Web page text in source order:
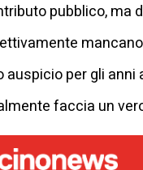
pubblico, ma
auspicio per gli anni
faccia un